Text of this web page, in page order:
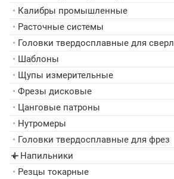
• Калибры промышленные
• Расточные системы
• Головки твердосплавные для сверл
• Шаблоны
• Щупы измерительные
• Фрезы дисковые
• Цанговые патроны
• Нутромеры
• Головки твердосплавные для фрез
▸ Напильники
• Резцы токарные